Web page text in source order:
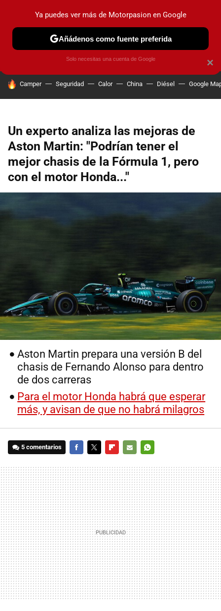
PRUEBAS COCHES ELÉCTRICOS OBSERVATORIO
HOY SE HABLA DE
Camper Seguridad Calor China Diésel Google
Un experto analiza las mejoras de
Aston Martin: "Podrían tener el
mejor chasis de la Fórmula 1, pero
con el motor Honda..."
Aston Martin prepara una versión B del
chasis de Fernando Alonso para dentro
de dos carreras
Para el motor Honda habrá que esperar
más, y avisan de que no habrá milagros
5 comentarios
MAIL
×
Ya puedes ver más de Motorpasion en Google
Añádenos como fuente preferida
Solo necesitas una cuenta de Google